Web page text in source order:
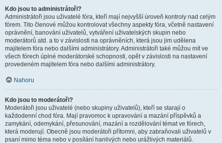
Kdo jsou to administrátoři?
Administrátoři jsou uživatelé fóra, kteří mají nejvyšší úroveň kontroly nad celým
fórem. Tito členové můžou kontrolovat všechny aspekty fóra, včetně nastavení
oprávnění, banování uživatelů, vytváření uživatelských skupin nebo
moderátorů atd. a to v závislosti na oprávněních, která jsou jim udělena
majitelem fóra nebo dalšími administrátory. Administrátoři také můžou mít ve
všech fórech úplné moderátorské schopnosti, opět v závislosti na nastavení
provedeném majitelem fóra nebo dalšími administrátory.
Nahoru
Kdo jsou to moderátoři?
Moderátoři jsou uživatelé (nebo skupiny uživatelů), kteří se starají o
každodenní chod fóra. Mají pravomoc k upravování a mazání příspěvků a
zamykání, odemykání, přesunování, mazání a rozdělování témat ve fórech,
která moderují. Obecně jsou moderátoři přítomni, aby zabraňovali uživatelů v
psaní mimo téma nebo v posílání hanlivých nebo urážlivých materiálů.